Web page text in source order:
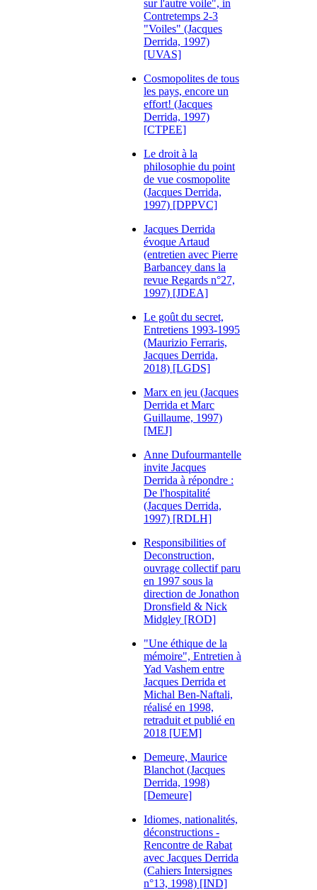
sur l'autre voile", in
Contretemps 2-3
"Voiles" (Jacques
Derrida, 1997)
[UVAS]
Cosmopolites de tous
les pays, encore un
effort! (Jacques
Derrida, 1997)
[CTPEE]
Le droit à la
philosophie du point
de vue cosmopolite
(Jacques Derrida,
1997) [DPPVC]
Jacques Derrida
évoque Artaud
(entretien avec Pierre
Barbancey dans la
revue Regards n°27,
1997) [JDEA]
Le goût du secret,
Entretiens 1993-1995
(Maurizio Ferraris,
Jacques Derrida,
2018) [LGDS]
Marx en jeu (Jacques
Derrida et Marc
Guillaume, 1997)
[MEJ]
Anne Dufourmantelle
invite Jacques
Derrida à répondre :
De l'hospitalité
(Jacques Derrida,
1997) [RDLH]
Responsibilities of
Deconstruction,
ouvrage collectif paru
en 1997 sous la
direction de Jonathon
Dronsfield & Nick
Midgley [ROD]
"Une éthique de la
mémoire", Entretien à
Yad Vashem entre
Jacques Derrida et
Michal Ben-Naftali,
réalisé en 1998,
retraduit et publié en
2018 [UEM]
Demeure, Maurice
Blanchot (Jacques
Derrida, 1998)
[Demeure]
Idiomes, nationalités,
déconstructions -
Rencontre de Rabat
avec Jacques Derrida
(Cahiers Intersignes
n°13, 1998) [IND]